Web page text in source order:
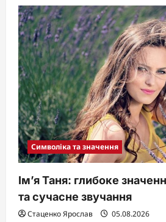
a
t
i
o
n
Символіка та значення
Ім’я Таня: глибоке
та сучасне звучання
Стаценко Ярослав 05.08.2026